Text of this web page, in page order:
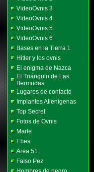
VideoOvnis 3
VideoOvnis 4
VideoOvnis 5
VideoOvnis 6
Bases en la Tierra 1
Hitler y los ovnis
El enigma de Nazca
El Triángulo de Las
Bermudas
Lugares de contacto
Implantes Alienígenas
Top Secret
Fotos de Ovnis
Marte
Ebes
Area 51
Falso Pez